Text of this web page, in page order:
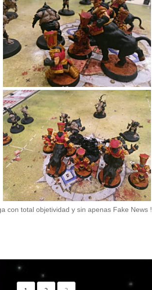
con total objetividad y sin apenas Fake News !